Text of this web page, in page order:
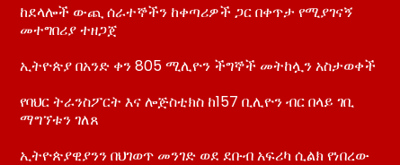
ከደላሎች ውጪ ሰራተኞችን ከቀጣሪዎች ጋር በቀጥታ የሚያገናኝ
መተግበሪያ ተዘጋጀ
ኢትዮጵያ በአንድ ቀን 805 ሚሊዮን ችግኞች መትከሏን አስታወቀች
የባህር ትራንስፖርት እና ሎጅስቲክስ ከ157 ቢሊዮን ብር በላይ ገቢ
ማግኘቱን ገለጸ
ኢትዮጵያዊያንን በህገወጥ መንገድ ወደ ደቡብ አፍሪካ ሲልክ የነበረው